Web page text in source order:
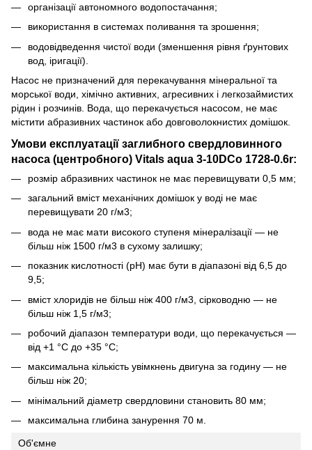
організації автономного водопостачання;
використання в системах поливання та зрошення;
водовідведення чистої води (зменшення рівня ґрунтових
вод, іригації).
Насос не призначений для перекачування мінеральної та
морської води, хімічно активних, агресивних і легкозаймистих
рідин і розчинів. Вода, що перекачується насосом, не має
містити абразивних частинок або довговолокнистих домішок.
Умови експлуатації заглибного свердловинного
насоса (центробного) Vitals aqua 3-10DCo 1728-0.6r:
розмір абразивних частинок не має перевищувати 0,5 мм;
загальний вміст механічних домішок у воді не має
перевищувати 20 г/м3;
вода не має мати високого ступеня мінералізації — не
більш ніж 1500 г/м3 в сухому залишку;
показник кислотності (рН) має бути в діапазоні від 6,5 до
9,5;
вміст хлоридів не більш ніж 400 г/м3, сірководню — не
більш ніж 1,5 г/м3;
робочий діапазон температури води, що перекачується —
від +1 °C до +35 °C;
максимальна кількість увімкнень двигуна за годину — не
більш ніж 20;
мінімальний діаметр свердловини становить 80 мм;
максимальна глибина занурення 70 м.
Об'ємне